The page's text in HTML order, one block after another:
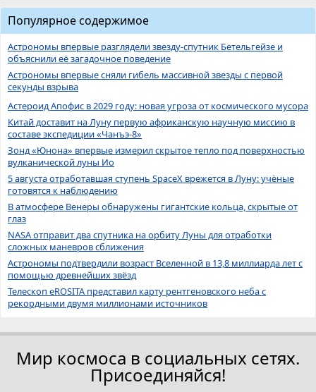
Популярное содержимое
Астрономы впервые разглядели звезду-спутник Бетельгейзе и
объяснили её загадочное поведение
Астрономы впервые сняли гибель массивной звезды с первой
секунды взрыва
Астероид Апофис в 2029 году: новая угроза от космического мусора
Китай доставит на Луну первую африканскую научную миссию в
составе экспедиции «Чанъэ-8»
Зонд «Юнона» впервые измерил скрытое тепло под поверхностью
вулканической луны Ио
5 августа отработавшая ступень SpaceX врежется в Луну: учёные
готовятся к наблюдению
В атмосфере Венеры обнаружены гигантские кольца, скрытые от
глаз
NASA отправит два спутника на орбиту Луны для отработки
сложных маневров сближения
Астрономы подтвердили возраст Вселенной в 13,8 миллиарда лет с
помощью древнейших звёзд
Телескоп eROSITA представил карту рентгеновского неба с
рекордными двумя миллионами источников
Мир космоса в социальных сетях.
Присоединяйся!